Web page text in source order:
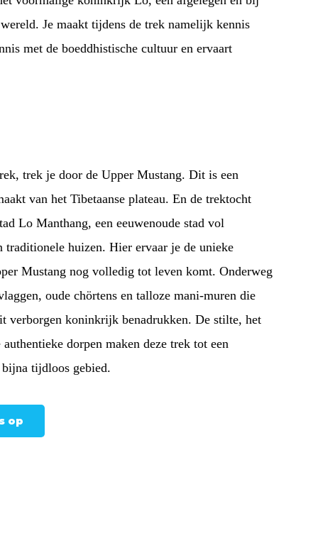
Je maakt tijdens de trek namelijk kennis
met de boeddhistische cultuur en ervaart
trek je door de Upper Mustang. Dit is een
van het Tibetaanse plateau. En de trektocht
Lo Manthang, een eeuwenoude stad vol
traditionele huizen. Hier ervaar je de unieke
Mustang nog volledig tot leven komt. Onderweg
oude chörtens en talloze mani-muren die
verborgen koninkrijk benadrukken. De stilte, het
dorpen maken deze trek tot een
tijdloos gebied.
op